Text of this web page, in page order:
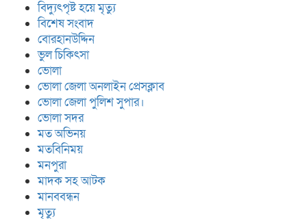
বিদ্যুৎপৃষ্ট হয়ে মৃত্যু
বিশেষ সংবাদ
বোরহানউদ্দিন
ভুল চিকিৎসা
ভোলা
ভোলা জেলা অনলাইন প্রেসক্লাব
ভোলা জেলা পুলিশ সুপার।
ভোলা সদর
মত অভিনয়
মতবিনিময়
মনপুরা
মাদক সহ আটক
মানববন্ধন
মৃত্যু